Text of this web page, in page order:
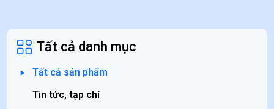
Tất cả danh mục
Tất cả sản phẩm
Tin tức, tạp chí